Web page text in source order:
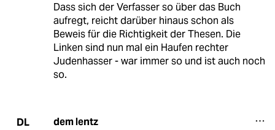
Dass sich der Verfasser so über das Buch
aufregt, reicht darüber hinaus schon als
Beweis für die Richtigkeit der Thesen. Die
Linken sind nun mal ein Haufen rechter
Judenhasser - war immer so und ist auch noch
so.
DL dem lentz